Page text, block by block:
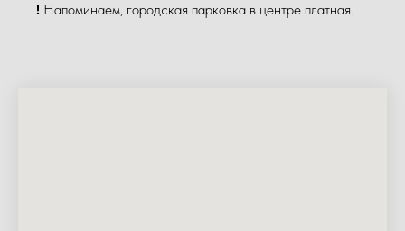
! Напоминаем, городская парковка в центре платная.